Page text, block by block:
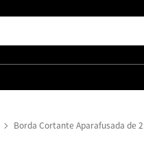
Borda Cortante Aparafusada de